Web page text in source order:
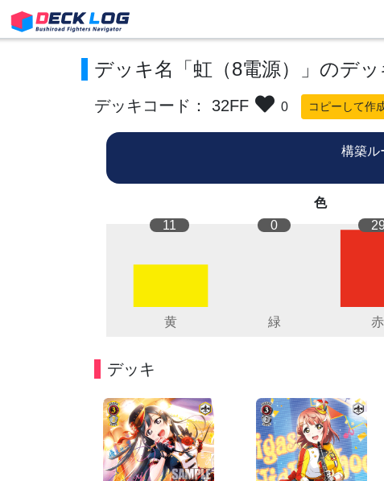
デッキ名「虹（8電源）」のデッ
デッキコード： 32FF 0 コピーして作
構築ル
色
11
0 29
デッキ